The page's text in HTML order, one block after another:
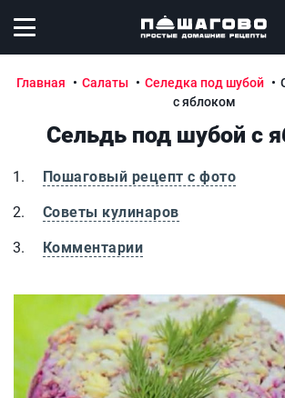
Открыть меню
Главная Салаты Селедка под шубой
с яблоком
Сельдь под шубой с
Пошаговый рецепт с фото
Советы кулинаров
Комментарии
Сельдь под шубой с яблоком